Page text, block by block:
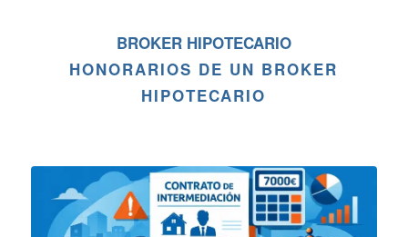
BROKER HIPOTECARIO
HONORARIOS DE UN BROKER
HIPOTECARIO